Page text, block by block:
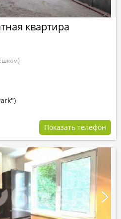
квартира
Показать телефон